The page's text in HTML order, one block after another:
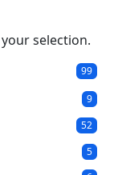
selection.
999
p
o
d
u
c
99
r
o
d
u
52 5
p
r
55